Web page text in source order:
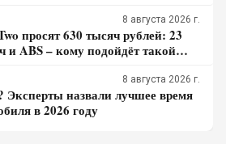
8 августа 2026 г.
просят 630 тысяч рублей: 23
и ABS – кому подойдёт такой
8 августа 2026 г.
Эксперты назвали лучшее время
в 2026 году